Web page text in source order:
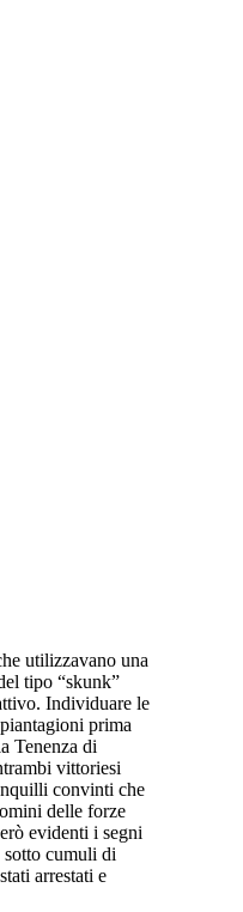
utilizzavano una
tipo “skunk”
Individuare le
prima
Tenenza di
vittoriesi
convinti che
delle forze
evidenti i segni
sotto cumuli di
arrestati e